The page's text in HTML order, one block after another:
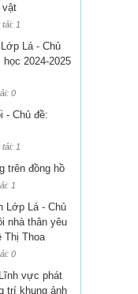
vật
1
Lá - Chủ
2024-2025
0
- Chủ đề:
1
trên đồng hồ
1
Lớp Lá - Chủ
nhà thân yêu
Thị Thoa
0
vực phát
trí khung ảnh